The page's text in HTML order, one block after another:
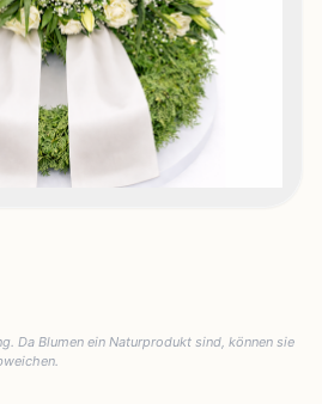
Da Blumen ein Naturprodukt sind, können sie